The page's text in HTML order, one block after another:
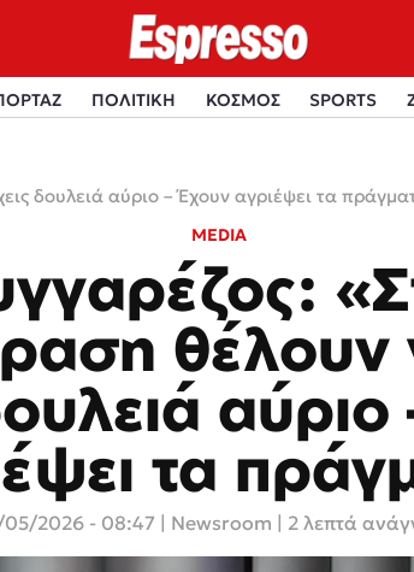
ΠΟΛΙΤΙΚΗ ΚΟΣΜΟΣ SPORTS
δουλειά αύριο – Έχουν αγριέψει τα
MEDIA
θέλουν
τα
05/2026 - 08:47 Newsroom | 2 λεπτά